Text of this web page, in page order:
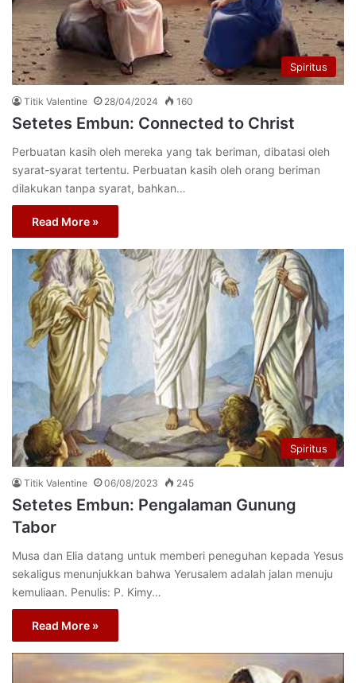
Spiritus
Titik Valentine 28/04/2024 160
Setetes Embun: Connected to Christ
Perbuatan kasih oleh mereka yang tak beriman, dibatasi oleh
syarat-syarat tertentu. Perbuatan kasih oleh orang beriman
dilakukan tanpa syarat, bahkan…
Read More »
Spiritus
Titik Valentine 06/08/2023 245
Setetes Embun: Pengalaman Gunung
Tabor
Musa dan Elia datang untuk memberi peneguhan kepada Yesus
sekaligus menunjukkan bahwa Yerusalem adalah jalan menuju
kemuliaan. Penulis: P. Kimy…
Read More »